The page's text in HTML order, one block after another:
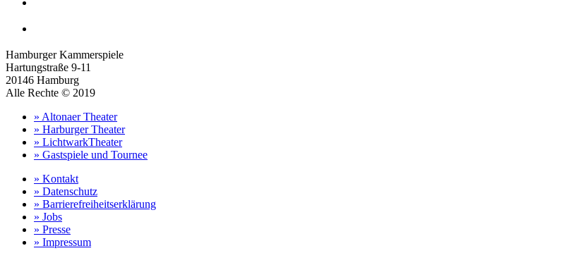
Hamburger Kammerspiele
Hartungstraße 9-11
20146 Hamburg
Alle Rechte © 2019
» Altonaer Theater
» Harburger Theater
» LichtwarkTheater
» Gastspiele und Tournee
» Kontakt
» Datenschutz
» Barrierefreiheitserklärung
» Jobs
» Presse
» Impressum